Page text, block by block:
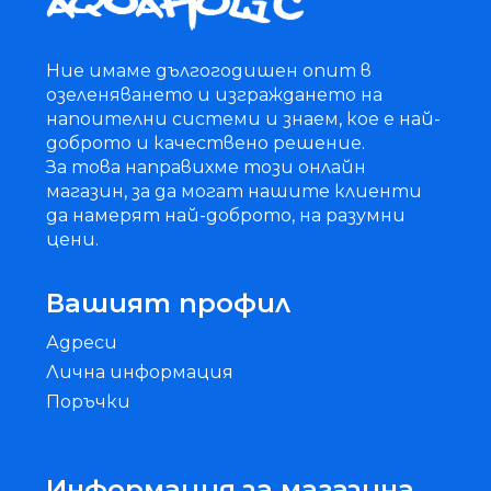
Ние имаме дългогодишен опит в
озеленяването и изграждането на
напоителни системи и знаем, кое е най-
доброто и качествено решение.
За това направихме този онлайн
магазин, за да могат нашите клиенти
да намерят най-доброто, на разумни
цени.
Вашият профил
Адреси
Лична информация
Поръчки